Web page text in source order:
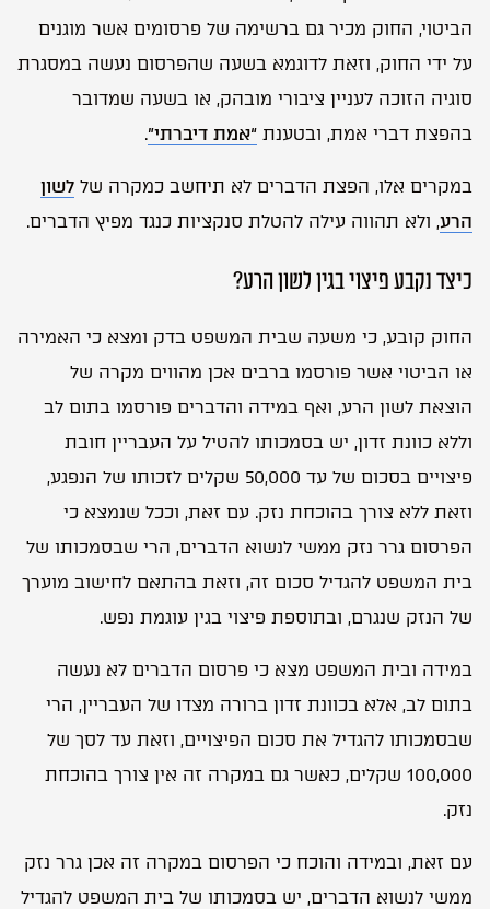
הביטוי, החוק מכיר גם ברשימה של פרסומים אשר מוגנים
על ידי החוק, וזאת לדוגמא בשעה שהפרסום נעשה במסגרת
סוגיה הזוכה לעניין ציבורי מובהק, או בשעה שמדובר
בהפצת דברי אמת, ובטענת“אמת דיברתי”.
במקרים אלו, הפצת הדברים לא תיחשב כמקרה שללשון
הרע, ולא תהווה עילה להטלת סנקציות כנגד מפיץ הדברים.
כיצד נקבע פיצוי בגין לשון הרע?
החוק קובע, כי משעה שבית המשפט בדק ומצא כי האמירה
או הביטוי אשר פורסמו ברבים אכן מהווים מקרה של
הוצאת לשון הרע, ואף במידה והדברים פורסמו בתום לב
וללא כוונת זדון, יש בסמכותו להטיל על העבריין חובת
פיצויים בסכום של עד 50,000 שקלים לזכותו של הנפגע,
וזאת ללא צורך בהוכחת נזק. עם זאת, וככל שנמצא כי
הפרסום גרר נזק ממשי לנשוא הדברים, הרי שבסמכותו של
בית המשפט להגדיל סכום זה, וזאת בהתאם לחישוב מוערך
של הנזק שנגרם, ובתוספת פיצוי בגין עוגמת נפש.
במידה ובית המשפט מצא כי פרסום הדברים לא נעשה
בתום לב, אלא בכוונת זדון ברורה מצדו של העבריין, הרי
שבסמכותו להגדיל את סכום הפיצויים, וזאת עד לסך של
100,000 שקלים, כאשר גם במקרה זה אין צורך בהוכחת
נזק.
עם זאת, ובמידה והוכח כי הפרסום במקרה זה אכן גרר נזק
ממשי לנשוא הדברים, יש בסמכותו של בית המשפט להגדיל